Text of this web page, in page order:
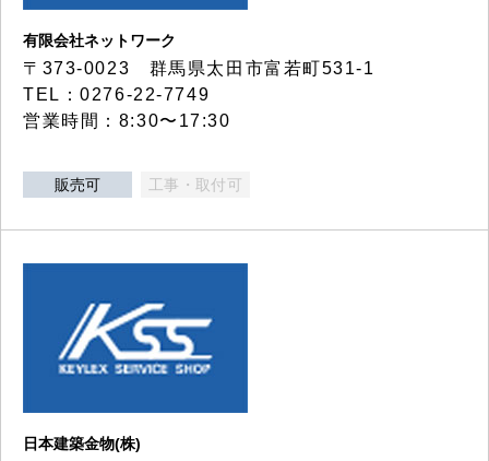
有限会社ネットワーク
〒373-0023 群馬県太田市富若町531-1
TEL：0276-22-7749
営業時間：8:30〜17:30
販売可 工事・取付可
日本建築金物(株)